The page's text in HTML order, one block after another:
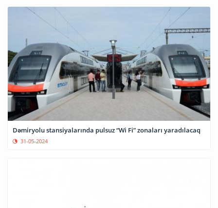
Dəmiryolu stansiyalarında pulsuz “Wi Fi” zonaları yaradılacaq
31-05-2024